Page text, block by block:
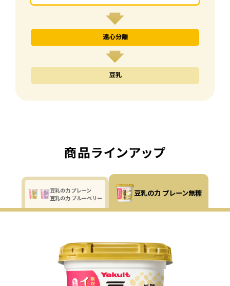
豆乳の力 プレーン
豆乳の力 ブルーベリー
豆乳の力 プレーン無糖